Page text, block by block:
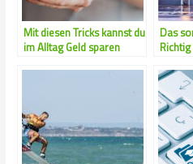
Mit diesen Tricks kannst du
im Alltag Geld sparen
Das